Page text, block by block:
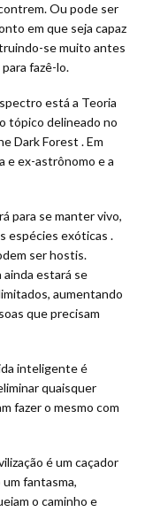
Ou pode ser
em que seja capaz
se muito antes
fazê-lo.
está a Teoria
tópico delineado no
Dark Forest . Em
e ex-astrônomo e a
para se manter vivo,
espécies exóticas .
ser hostis.
ainda estará se
aumentando
que precisam
inteligente é
quaisquer
fazer o mesmo com
é um caçador
fantasma,
o caminho e